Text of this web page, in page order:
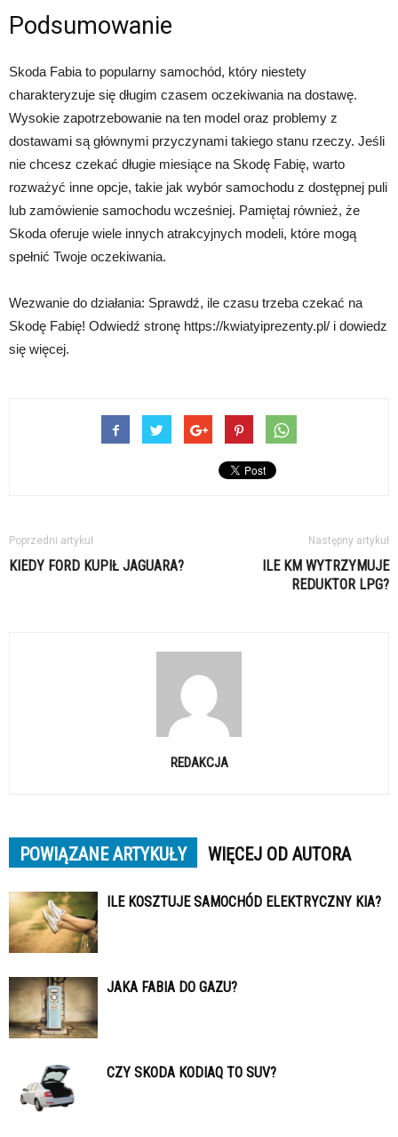
Podsumowanie
Skoda Fabia to popularny samochód, który niestety
charakteryzuje się długim czasem oczekiwania na dostawę.
Wysokie zapotrzebowanie na ten model oraz problemy z
dostawami są głównymi przyczynami takiego stanu rzeczy. Jeśli
nie chcesz czekać długie miesiące na Skodę Fabię, warto
rozważyć inne opcje, takie jak wybór samochodu z dostępnej puli
lub zamówienie samochodu wcześniej. Pamiętaj również, że
Skoda oferuje wiele innych atrakcyjnych modeli, które mogą
spełnić Twoje oczekiwania.
Wezwanie do działania: Sprawdź, ile czasu trzeba czekać na
Skodę Fabię! Odwiedź stronę https://kwiatyiprezenty.pl/ i dowiedz
się więcej.
Poprzedni artykuł
KIEDY FORD KUPIŁ JAGUARA?
Następny artykuł
ILE KM WYTRZYMUJE
REDUKTOR LPG?
REDAKCJA
POWIĄZANE ARTYKUŁY WIĘCEJ OD AUTORA
ILE KOSZTUJE SAMOCHÓD ELEKTRYCZNY KIA?
JAKA FABIA DO GAZU?
CZY SKODA KODIAQ TO SUV?